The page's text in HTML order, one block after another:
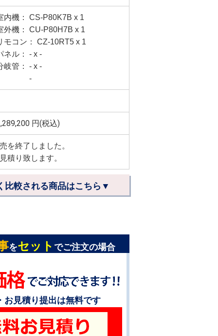
内機： CS-P80K7B x 1
外機： CU-P80H7B x 1
モコン： CZ-10RT5 x 1
ネル： - x -
岐管： - x -
円(税込)
を終了しました。
積り致します。
比較される商品はこちら▼
をセット でご注文の場合
お見積り提出は無料です